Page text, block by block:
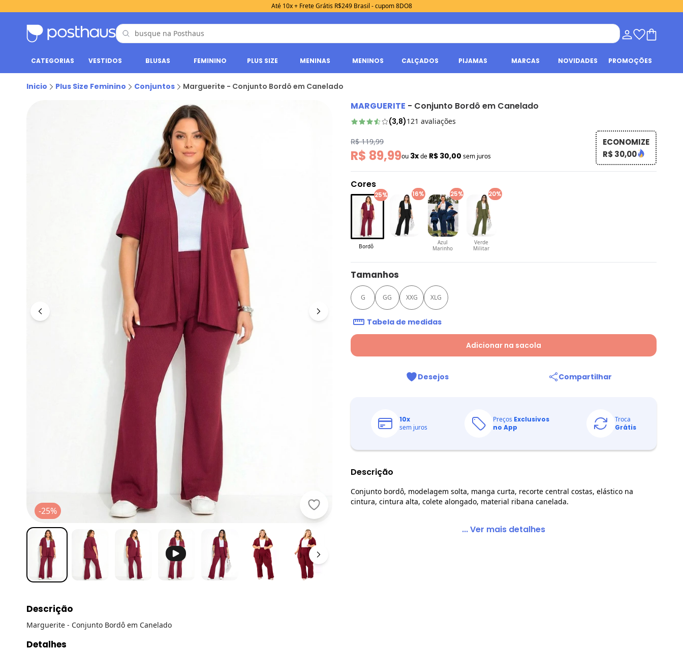
Até 10x + Frete Grátis R$249 Brasil - cupom 8DO8
CATEGORIAS VESTIDOS BLUSAS FEMININO PLUS SIZE MENINAS MENINOS CALÇADOS PIJAMAS MARCAS NOVIDADES PROMOÇÕES
Inicio Plus Size Feminino Conjuntos Marguerite - Conjunto Bordô em Canelado
Marguerite - Conjunto Bordô em Canelado
-25%
MARGUERITE - Conjunto Bordô em Canelado
(3,8)121 avaliações
R$ 119,99
R$ 89,99ou 3xde R$ 30,00 sem juros
ECONOMIZE
R$ 30,00
Cores
25%
Bordô
16% 25%
Azul
Marinho
20%
Verde
Militar
Tamanhos
G GG XXG XLG
Tabela de medidas
Adicionar na sacola
Desejos Compartilhar
10x
sem juros
Preços Exclusivos
no App
Troca
Grátis
Descrição
Conjunto bordô, modelagem solta, manga curta, recorte central costas, elástico na
cintura, cintura alta, colete alongado, material ribana canelada.
... Ver mais detalhes
Descrição
Marguerite - Conjunto Bordô em Canelado
Detalhes